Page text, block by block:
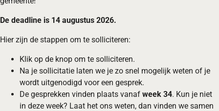
De deadline is 14 augustus 2026.
Hier zijn de stappen om te solliciteren:
Klik op de knop om te solliciteren.
Na je sollicitatie laten we je zo snel mogelijk weten of je
wordt uitgenodigd voor een gesprek.
De gesprekken vinden plaats vanaf week 34. Kun je niet
in deze week? Laat het ons weten, dan vinden we samen